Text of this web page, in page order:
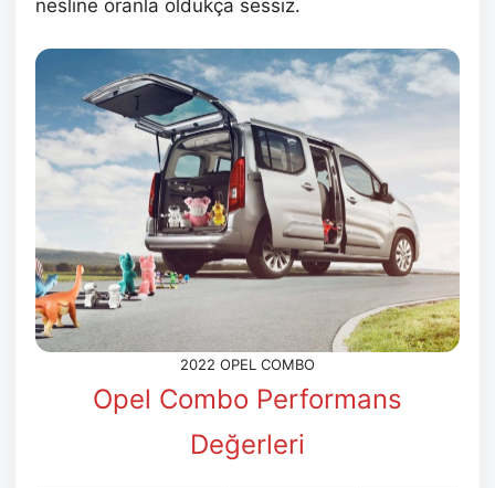
nesline oranla oldukça sessiz.
2022 OPEL COMBO
Opel Combo Performans
Değerleri